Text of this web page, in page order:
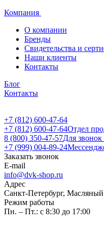
Компания
О компании
Бренды
Свидетельства и
Наши клиенты
Контакты
Блог
Контакты
+7 (812) 600-47-64
+7 (812) 600-47-64Отдел
8 (800) 350-47-57Для
+7 (999) 004-89-24
Заказать звонок
E-mail
info@dvk-shop.ru
Адрес
Санкт-Петербург,
Режим работы
Пн. – Пт.: с 8:30 до 17:00